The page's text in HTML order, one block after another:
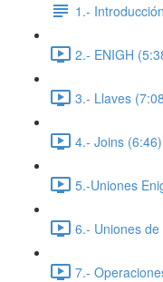
1.- Introducción
2.- ENIGH
3.- Llaves
4.- Joins (6:46)
5.-Uniones
6.- Uniones
7.-